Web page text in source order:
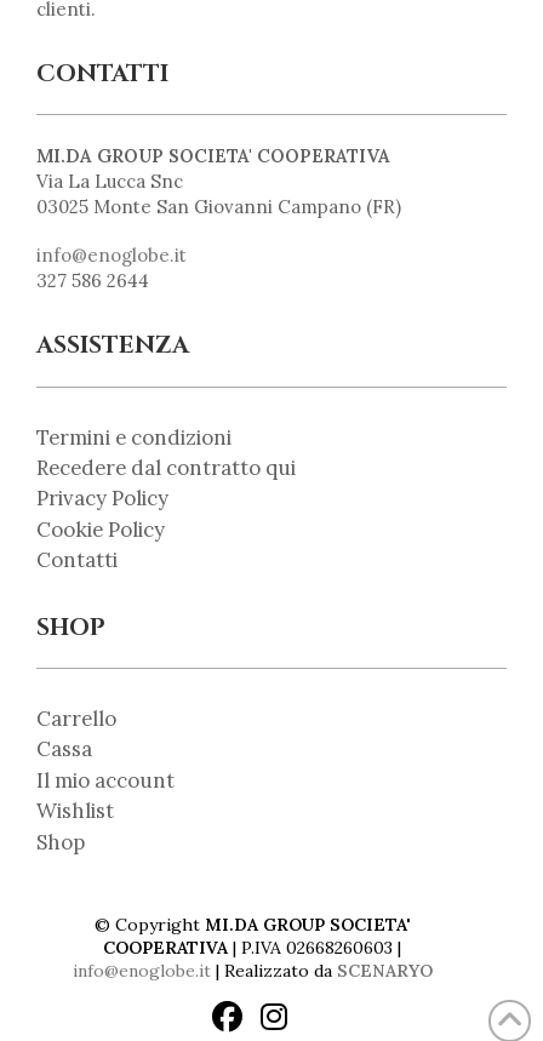
clienti.
CONTATTI
MI.DA GROUP SOCIETA' COOPERATIVA
Via La Lucca Snc
03025 Monte San Giovanni Campano (FR)
info@enoglobe.it
327 586 2644
ASSISTENZA
Termini e condizioni
Recedere dal contratto qui
Privacy Policy
Cookie Policy
Contatti
SHOP
Carrello
Cassa
Il mio account
Wishlist
Shop
© Copyright MI.DA GROUP SOCIETA'
COOPERATIVA| P.IVA 02668260603 |
info@enoglobe.it| Realizzato da SCENARYO